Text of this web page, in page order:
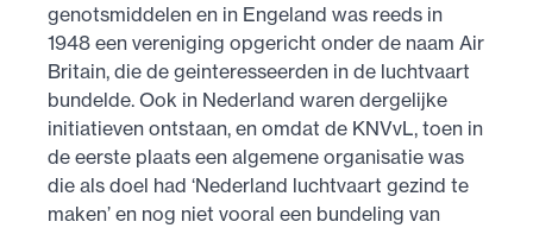
genotsmiddelen en in Engeland was reeds in
1948 een vereniging opgericht onder de naam Air
Britain, die de geinteresseerden in de luchtvaart
bundelde. Ook in Nederland waren dergelijke
initiatieven ontstaan, en omdat de KNVvL, toen in
de eerste plaats een algemene organisatie was
die als doel had ‘Nederland luchtvaart gezind te
maken’ en nog niet vooral een bundeling van